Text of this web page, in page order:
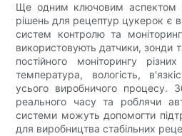
Ще одним ключовим аспектом
рішень для рецептур цукерок є
систем контролю та
використовують датчики, зонди
постійного моніторингу
температура, вологість,
усього виробничого процесу.
реального часу та роблячи
системи можуть допомогти
для виробництва стабільних